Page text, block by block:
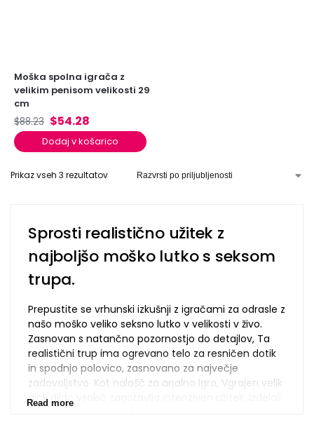
Moška spolna igrača z
velikim penisom velikosti 29
cm
$88.23 $54.28
Dodaj v košarico
Prikaz vseh 3 rezultatov
Sprosti realistično užitek z
najboljšo moško lutko s seksom
trupa.
Prepustite se vrhunski izkušnji z igračami za odrasle z
našo moško veliko seksno lutko v velikosti v živo.
Zasnovan s natančno pozornostjo do detajlov, Ta
realistični trup ima ogrevano telo za resničen dotik
in spodnjo polovico, zasnovano za največje
zadovoljstvo. Kot nalašč za analno igro, Vgrajen velik
dick dildo vsakič zagotavlja intenziven užitek. Izdelali
Read more